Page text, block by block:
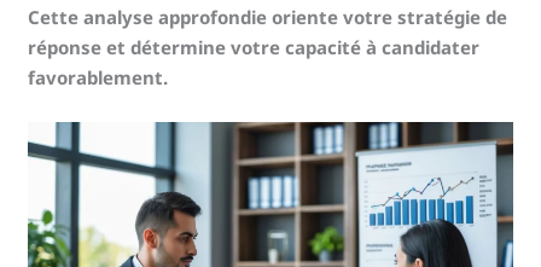
Cette analyse approfondie oriente votre stratégie de
réponse et détermine votre capacité à candidater
favorablement.